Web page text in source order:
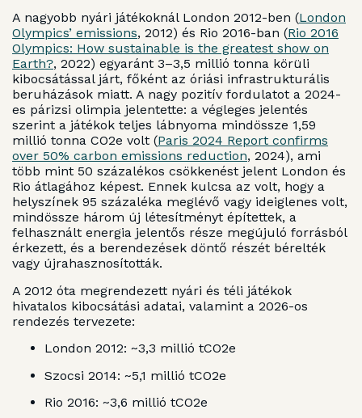
A nagyobb nyári játékoknál London 2012-ben (London
Olympics’ emissions, 2012) és Rio 2016-ban (Rio 2016
Olympics: How sustainable is the greatest show on
Earth?, 2022) egyaránt 3–3,5 millió tonna körüli
kibocsátással járt, főként az óriási infrastrukturális
beruházások miatt. A nagy pozitív fordulatot a 2024-
es párizsi olimpia jelentette: a végleges jelentés
szerint a játékok teljes lábnyoma mindössze 1,59
millió tonna CO2e volt (Paris 2024 Report confirms
over 50% carbon emissions reduction, 2024), ami
több mint 50 százalékos csökkenést jelent London és
Rio átlagához képest. Ennek kulcsa az volt, hogy a
helyszínek 95 százaléka meglévő vagy ideiglenes volt,
mindössze három új létesítményt építettek, a
felhasznált energia jelentős része megújuló forrásból
érkezett, és a berendezések döntő részét bérelték
vagy újrahasznosították.
A 2012 óta megrendezett nyári és téli játékok
hivatalos kibocsátási adatai, valamint a 2026-os
rendezés tervezete:
London 2012: ~3,3 millió tCO2e
Szocsi 2014: ~5,1 millió tCO2e
Rio 2016: ~3,6 millió tCO2e